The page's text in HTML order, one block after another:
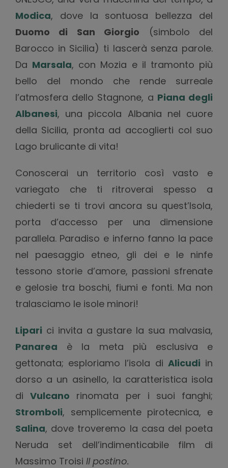
Modica, dove la sontuosa bellezza del
Duomo di San Giorgio (simbolo del
Barocco in Sicilia) ti lascerà senza parole.
Da Marsala, con Mozia e il tramonto più
bello del mondo che rende surreale
l’atmosfera dello Stagnone, a Piana degli
Albanesi, una piccola Albania nel cuore
della Sicilia, pronta ad accoglierti col suo
Lago brulicante di vita!
Conoscerai un territorio così vasto e
variegato che ti ritroverai spesso a
chiederti se ti trovi ancora su quest’Isola,
porta d’accesso per una dimensione
parallela. Paradiso e inferno fanno la pace
nel paesaggio etneo, gli dei e le ninfe
tessono storie d’amore, passioni sfrenate
e gelosie tra boschi, fiumi e fonti. Ma non
tralasciamo le isole minori!
Lipari ci invita a gustare la sua malvasia,
Panarea è la meta più esclusiva e
gettonata; esploriamo l’isola di Alicudi in
dorso a un asinello, la caratteristica isola
diVulcano rinomata per i suoi fanghi;
Stromboli, semplicemente pirotecnica, e
Salina, dove troveremo la casa del poeta
Neruda set dell’indimenticabile film di
Massimo Troisi Il postino.